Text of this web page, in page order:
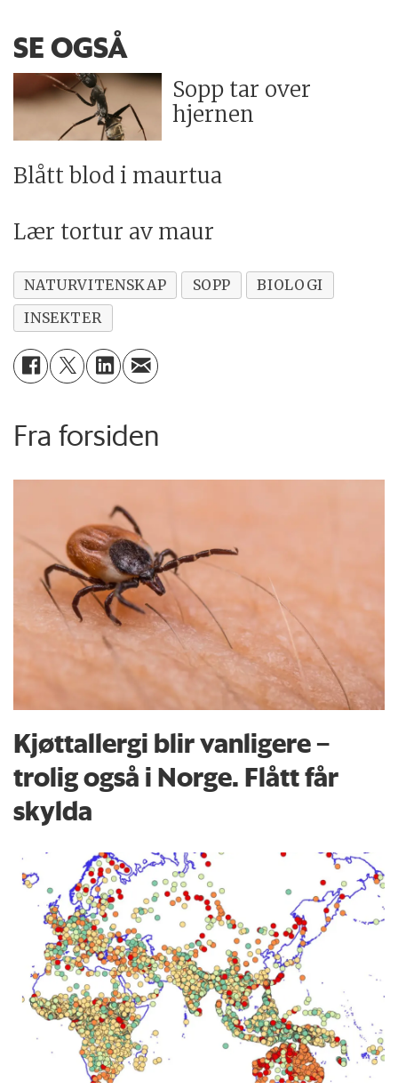
SE OGSÅ
Sopp tar over
hjernen
Blått blod i maurtua
Lær tortur av maur
NATURVITENSKAP SOPP
BIOLOGI
INSEKTER
Fra forsiden
Kjøttallergi blir vanligere –
trolig også i Norge. Flått får
skylda